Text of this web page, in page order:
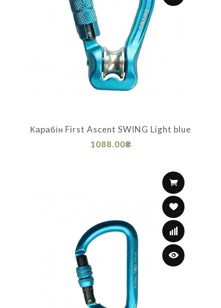
Карабін First Ascent SWING Light blue
1088.00₴